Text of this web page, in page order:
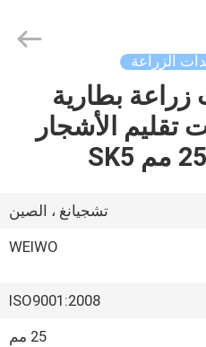
الزراعة
زراعة بطارية
تقليم الأشجار
تشجيانغ ، الصين
WEIWO
ISO9001:2008
25 مم